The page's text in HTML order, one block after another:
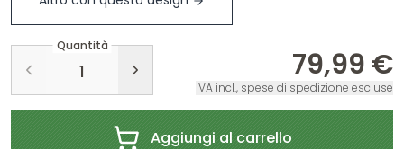
Quantità
79,99 €
IVA incl., spese di spedizione escluse
Aggiungi al carrello